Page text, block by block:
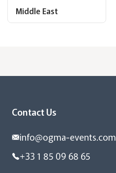
Middle East
Contact Us
info@ogma-events.com
+33 1 85 09 68 65